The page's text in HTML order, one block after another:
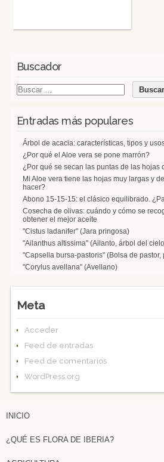
Buscador
Entradas más populares
Árbol de acacia: características, tipos y
¿Por qué el Aloe vera se pone marrón?
¿Por qué se secan las puntas de las hojas
Mi Aloe vera tiene las hojas muy largas y
hacer?
Abono 15-15-15: el clásico equilibrado.
Cosecha de olivas: cuándo y cómo se
obtener el mejor aceite
"Cistus ladanifer" (Jara pringosa)
"Ailanthus altissima" (Ailanto, árbol del
"Capsella bursa-pastoris" (Bolsa de pastor,
"Corylus avellana" (Avellano)
Meta
Acceder
Feed de entradas
Feed de comentarios
WordPress.org
INICIO
¿QUÉ ES FLORA DE IBERIA?